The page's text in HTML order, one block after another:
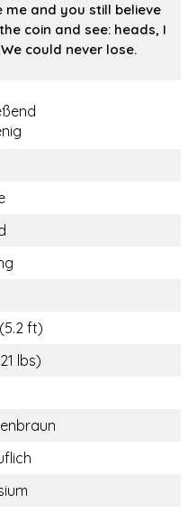
me and you still believe
coin and see: heads, I
could never lose.
ft)
lbs)